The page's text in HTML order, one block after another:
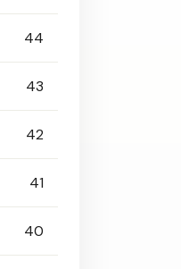
44
43
42
41
40